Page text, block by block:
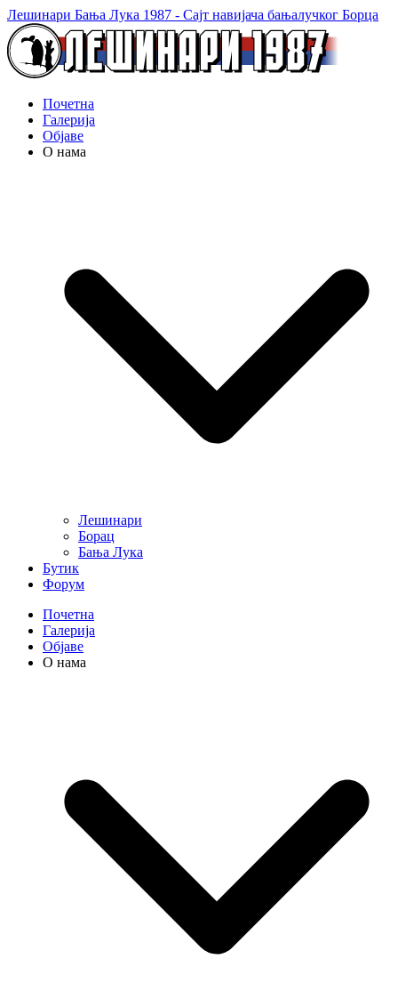
Лешинари Бања Лука 1987 - Сајт навијача бањалучког Борца
Почетна
Галерија
Објаве
О нама
Лешинари
Борац
Бања Лука
Бутик
Форум
Почетна
Галерија
Објаве
О нама